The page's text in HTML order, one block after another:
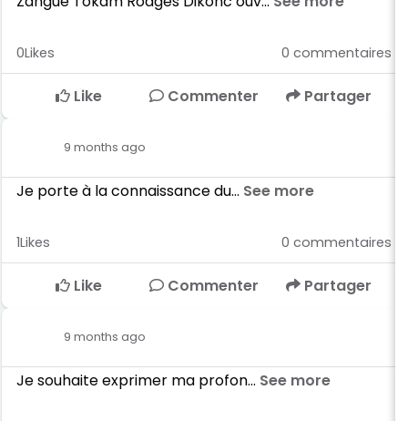
0Likes 0 commentaires
Like Commenter Partager
9 months ago
Je porte à la connaissance du... See more
1Likes 0 commentaires
Like Commenter Partager
9 months ago
Je souhaite exprimer ma profon... See more